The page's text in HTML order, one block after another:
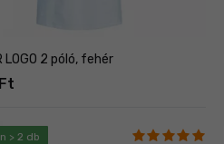
LOGO 2 póló, fehér
> 2 db